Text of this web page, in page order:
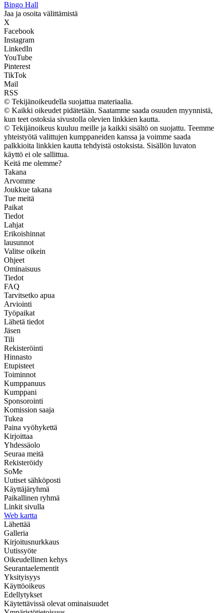
Bingo Hall
Jaa ja osoita välittämistä
X
Facebook
Instagram
LinkedIn
YouTube
Pinterest
TikTok
Mail
RSS
© Tekijänoikeudella suojattua materiaalia.
© Kaikki oikeudet pidätetään. Saatamme saada osuuden myynnistä,
kun teet ostoksia sivustolla olevien linkkien kautta.
© Tekijänoikeus kuuluu meille ja kaikki sisältö on suojattu. Teemme
yhteistyötä valittujen kumppaneiden kanssa ja voimme saada
palkkioita linkkien kautta tehdyistä ostoksista. Sisällön luvaton
käyttö ei ole sallittua.
Keitä me olemme?
Takana
Arvomme
Joukkue takana
Tue meitä
Paikat
Tiedot
Lahjat
Erikoishinnat
lausunnot
Valitse oikein
Ohjeet
Ominaisuus
Tiedot
FAQ
Tarvitsetko apua
Arviointi
Työpaikat
Lähetä tiedot
Jäsen
Tili
Rekisteröinti
Hinnasto
Etupisteet
Toiminnot
Kumppanuus
Kumppani
Sponsorointi
Komission saaja
Tukea
Paina vyöhykettä
Kirjoittaa
Yhdessäolo
Seuraa meitä
Rekisteröidy
SoMe
Uutiset sähköposti
Käyttäjäryhmä
Paikallinen ryhmä
Linkit sivulla
Web kartta
Lähettää
Galleria
Kirjoitusnurkkaus
Uutissyöte
Oikeudellinen kehys
Seurantaelementit
Yksityisyys
Käyttöoikeus
Edellytykset
Käytettävissä olevat ominaisuudet